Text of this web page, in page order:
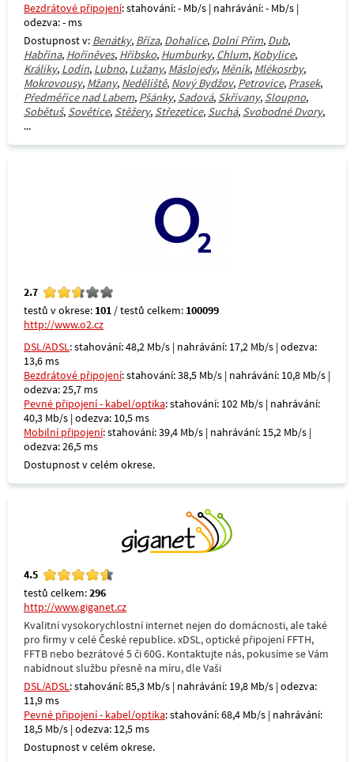
Bezdrátové připojení: stahování: - Mb/s | nahrávání: - Mb/s |
odezva: - ms
Dostupnost v: Benátky, Bříza, Dohalice, Dolní Přím, Dub,
Habřina, Hořiněves, Hřibsko, Humburky, Chlum, Kobylice,
Králíky, Lodín, Lubno, Lužany, Máslojedy, Měník, Mlékosrby,
Mokrovousy, Mžany, Neděliště, Nový Bydžov, Petrovice, Prasek,
Předměřice nad Labem, Pšánky, Sadová, Skřivany, Sloupno,
Sobětuš, Sovětice, Stěžery, Střezetice, Suchá, Svobodné Dvory,
...
2.7
testů v okrese: 101 / testů celkem: 100099
http://www.o2.cz
DSL/ADSL: stahování: 48,2 Mb/s | nahrávání: 17,2 Mb/s | odezva:
13,6 ms
Bezdrátové připojení: stahování: 38,5 Mb/s | nahrávání: 10,8 Mb/s |
odezva: 25,7 ms
Pevné připojení - kabel/optika: stahování: 102 Mb/s | nahrávání:
40,3 Mb/s | odezva: 10,5 ms
Mobilní připojení: stahování: 39,4 Mb/s | nahrávání: 15,2 Mb/s |
odezva: 26,5 ms
Dostupnost v celém okrese.
4.5
testů celkem:296
http://www.giganet.cz
Kvalitní vysokorychlostní internet nejen do domácnosti, ale také
pro firmy v celé České republice. xDSL, optické připojení FFTH,
FFTB nebo bezrátové 5 či 60G. Kontaktujte nás, pokusíme se Vám
nabídnout službu přesně na míru, dle Vaši
DSL/ADSL: stahování: 85,3 Mb/s | nahrávání: 19,8 Mb/s | odezva:
11,9 ms
Pevné připojení - kabel/optika: stahování: 68,4 Mb/s | nahrávání:
18,5 Mb/s | odezva: 12,5 ms
Dostupnost v celém okrese.